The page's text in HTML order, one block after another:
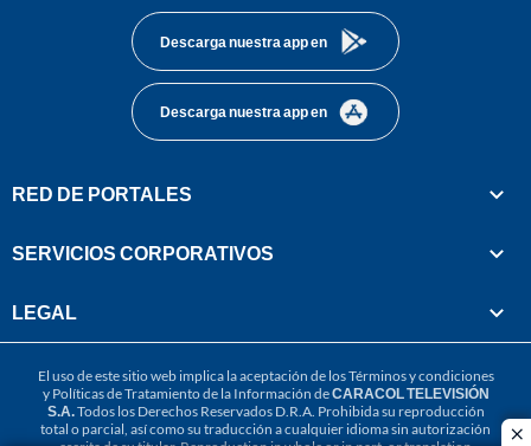
Descarga nuestra app en
Descarga nuestra app en
RED DE PORTALES
SERVICIOS CORPORATIVOS
LEGAL
El uso de este sitio web implica la aceptación de losTérminos y condiciones
y Políticas de Tratamiento de la Información deCARACOL TELEVISIÓN
S.A.Todos los Derechos Reservados D.R.A. Prohibida su reproducción
total o parcial, así como su traducción a cualquier idioma sin autorización